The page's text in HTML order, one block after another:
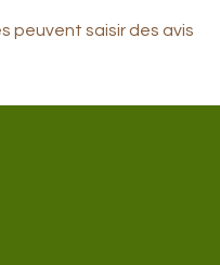
peuvent saisir des avis